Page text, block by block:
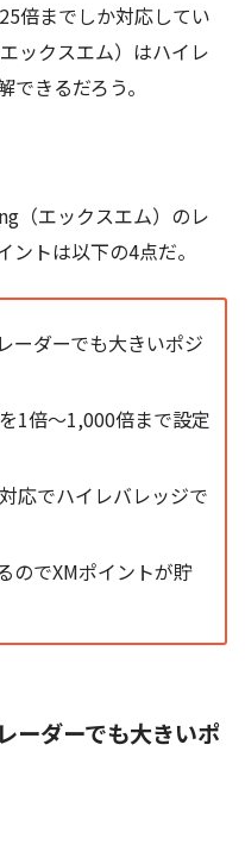
倍までしか対応してい
ックスエム）はハイレ
きるだろう。
（エックスエム）のレ
トは以下の4点だ。
ーダーでも大きいポジ
1倍～1,000倍まで設定
応でハイレバレッジで
のでXMポイントが貯
ーダーでも大きいポ